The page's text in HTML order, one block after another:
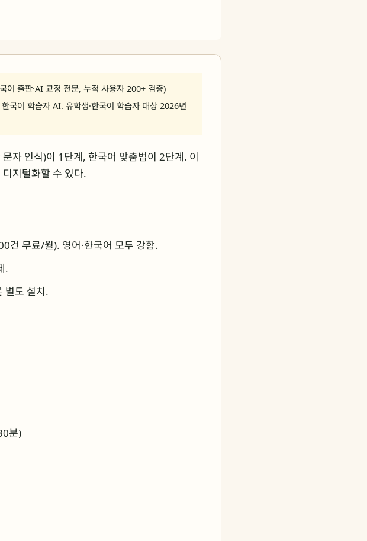
출판·AI 교정 전문, 누적 사용자 200+ 검증)
국어 학습자 AI. 유학생·한국어 학습자 대상 2026년
문자 인식)이 1단계, 한국어 맞춤법이 2단계. 이
지털화할 수 있다.
건 무료/월). 영어·한국어 모두 강함.
.
별도 설치.
분)